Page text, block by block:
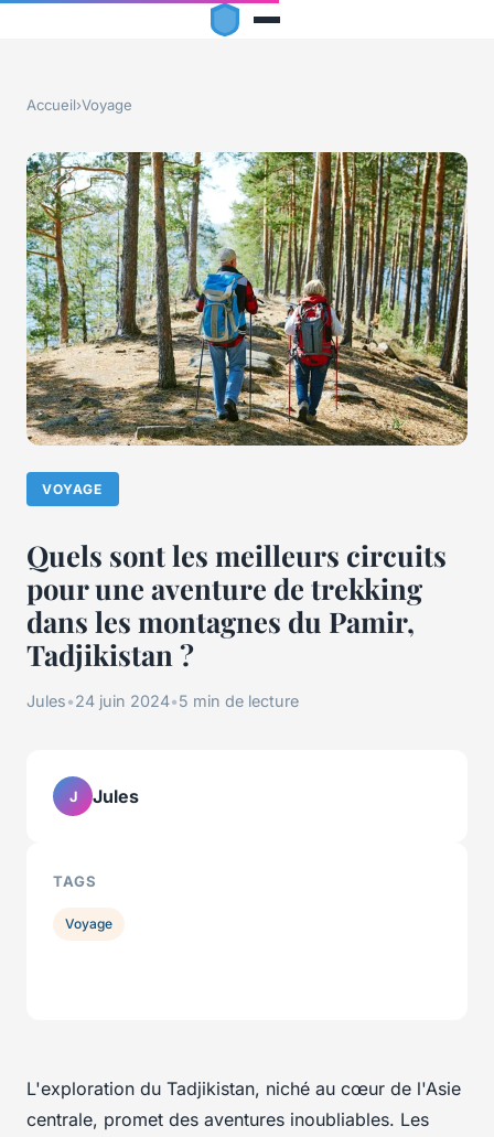
Accueil›Voyage
VOYAGE
Quels sont les meilleurs circuits
pour une aventure de trekking
dans les montagnes du Pamir,
Tadjikistan ?
Jules•24 juin 2024•5 min de lecture
L'exploration du Tadjikistan, niché au cœur de l'Asie
centrale, promet des aventures inoubliables. Les
J Jules
TAGS
Voyage